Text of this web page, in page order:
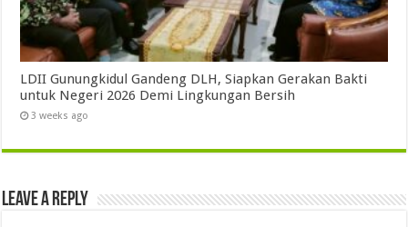
LDII Gunungkidul Gandeng DLH, Siapkan Gerakan Bakti
untuk Negeri 2026 Demi Lingkungan Bersih
3 weeks ago
Leave a Reply